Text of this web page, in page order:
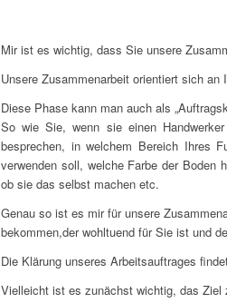
Mir ist es wichtig, dass Sie unsere
Unsere Zusammenarbeit orientiert sich an
Diese Phase kann man auch als
So wie Sie, wenn sie einen
besprechen, in welchem Bereich Ihres
verwenden soll, welche Farbe der Boden
ob sie das selbst machen etc.
Genau so ist es mir für unsere
bekommen,der wohltuend für Sie ist und
Die Klärung unseres Arbeitsauftrages
Vielleicht ist es zunächst wichtig, das Ziel